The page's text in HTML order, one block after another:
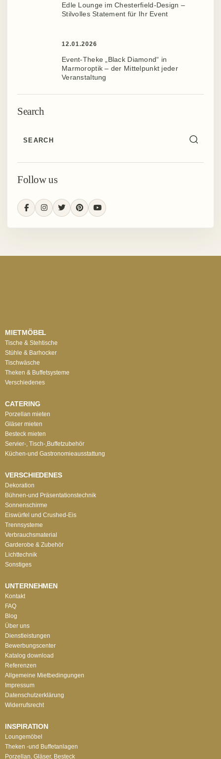
Edle Lounge im Chesterfield-Design –
Stilvolles Statement für Ihr Event ️
12.01.2026
Event-Theke „Black Diamond“ in
Marmoroptik – der Mittelpunkt jeder
Veranstaltung
Search
Follow us
MIETMÖBEL
Tische & Stehtische
Stühle & Barhocker
Tischwäsche
Theken & Buffetsysteme
Verschiedenes
CATERING
Porzellan mieten
Gläser mieten
Besteck mieten
Servier-, Tisch-,Buffetzubehör
Küchen-und Gastronomieausstattung
VERSCHIEDENES
Dekoration
Bühnen-und Präsentationstechnik
Sonnenschirme
Eiswürfel und Crushed-Eis
Trennsysteme
Verbrauchsmaterial
Garderobe & Zubehör
Lichttechnik
Sonstiges
UNTERNEHMEN
Kontakt
FAQ
Blog
Über uns
Dienstleistungen
Bewerbungscenter
Katalog download
Referenzen
Allgemeine Mietbedingungen
Impressum
Datenschutzerklärung
Widerrufsrecht
INSPIRATION
Loungemöbel
Theken -und Buffetanlagen
Porzellan, Gläser, Besteck